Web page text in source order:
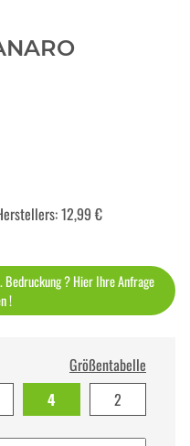
:12,99 €
? Hier Ihre Anfrage
!
Größentabelle
4 2